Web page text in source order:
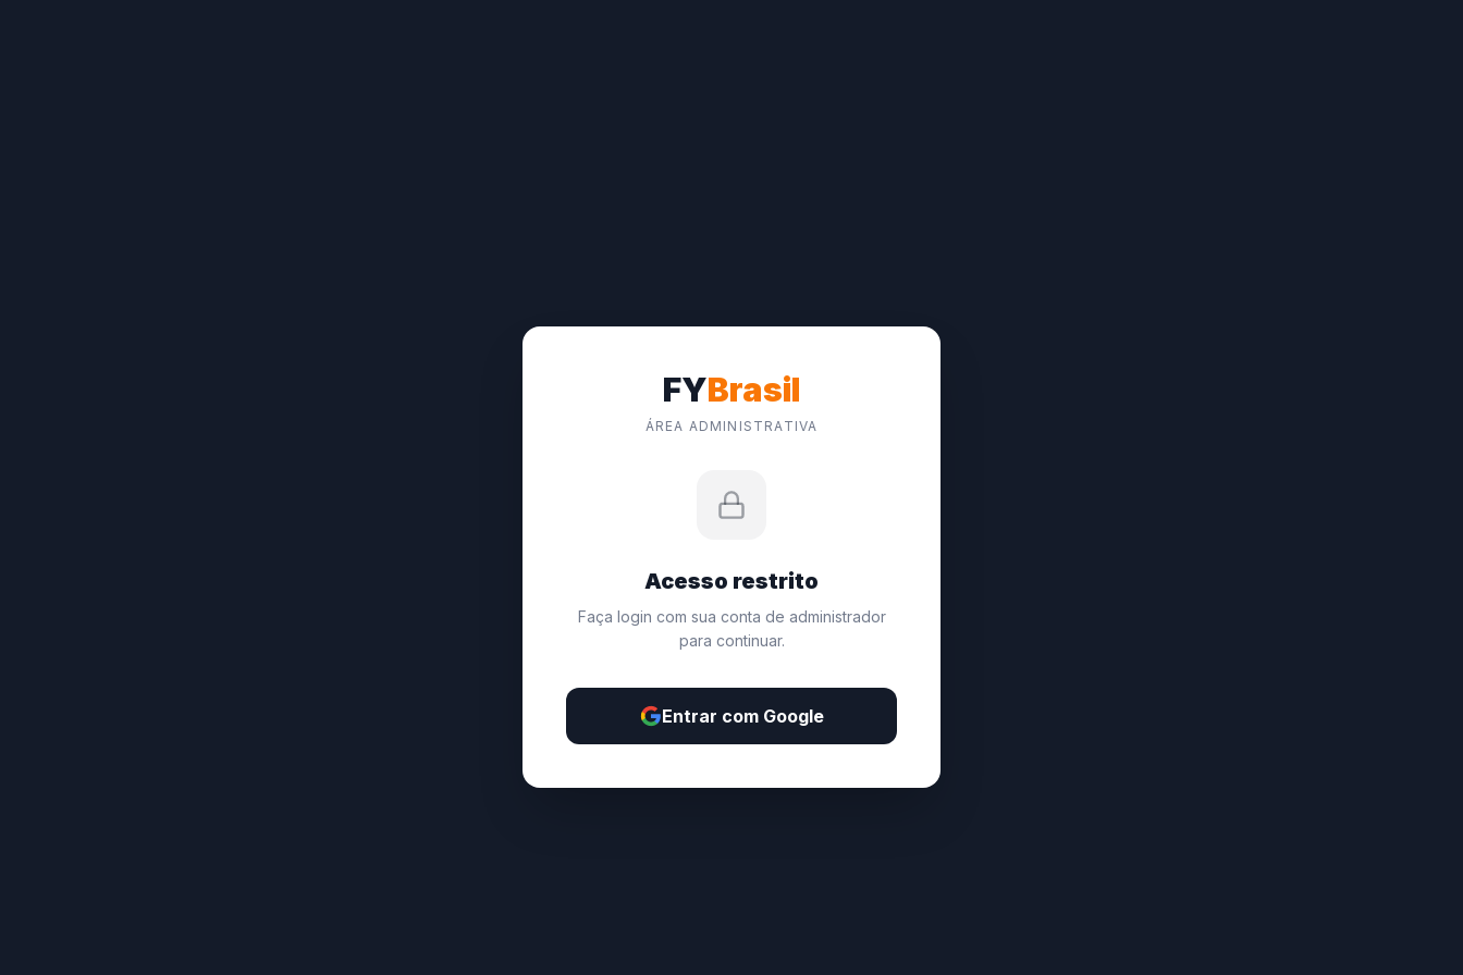
FYBrasil
ÁREA ADMINISTRATIVA
Acesso restrito
Faça login com sua conta de administrador
para continuar.
Entrar com Google